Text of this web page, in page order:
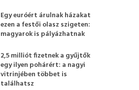
Egy euróért árulnak házakat
ezen a festői olasz szigeten:
magyarok is pályázhatnak
2,5 milliót fizetnek a gyűjtők
egy ilyen pohárért: a nagyi
vitrinjében többet is
találhatsz